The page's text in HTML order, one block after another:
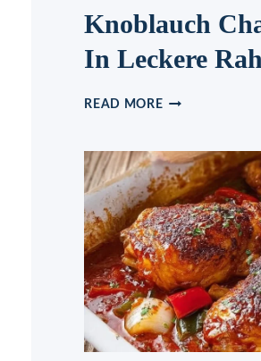
Knoblauch
In Leckere
READ MOREKNOBLAUCH
LECKERE
RAHMSOSSE